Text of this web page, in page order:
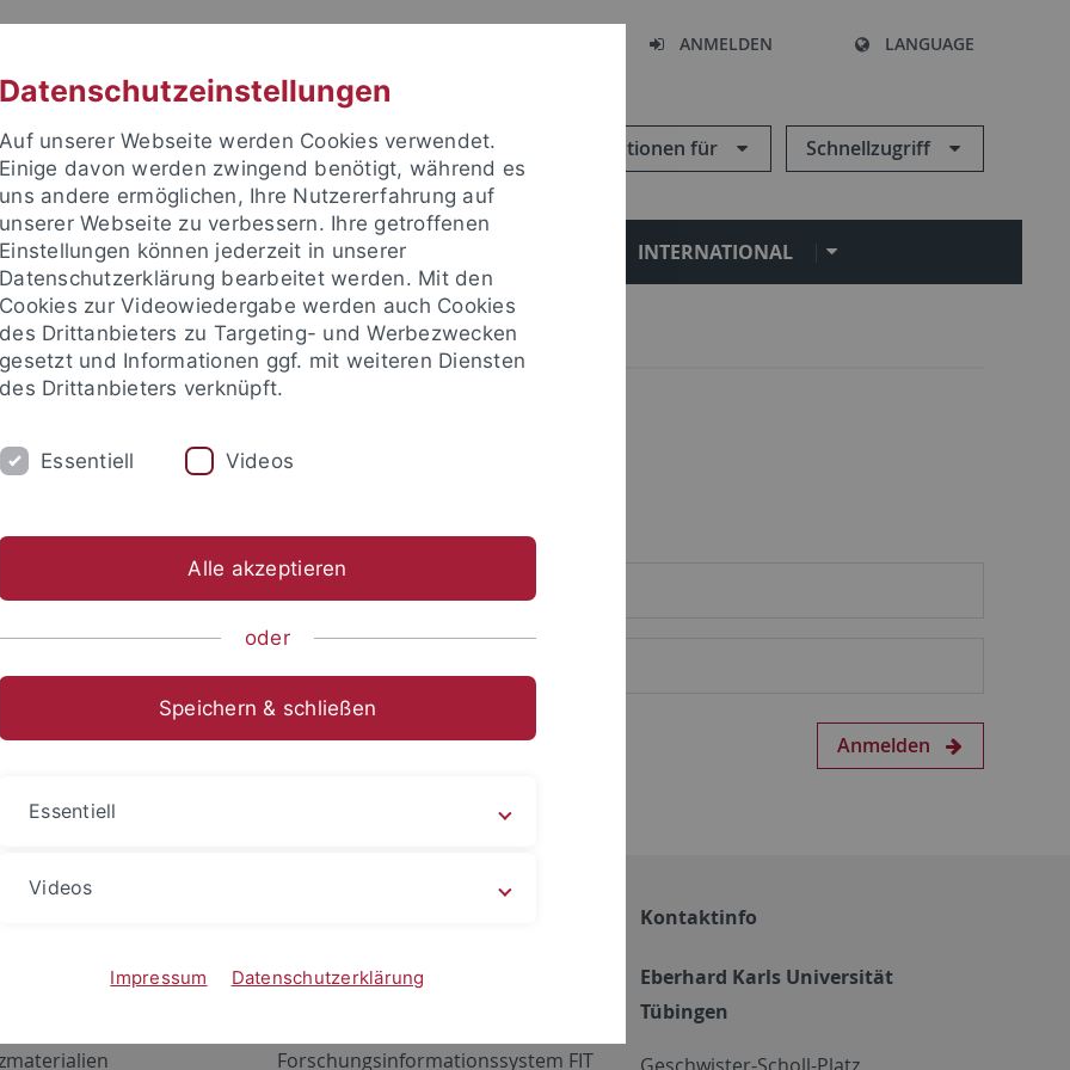
ANMELDEN LANGUAGE
Informationen für Schnellzugriff
FORSCHUNG EINRICHTUNGEN INTERNATIONAL
um sich anzumelden:
Anmelden
Netzwerk
ALMA
Forschungsinformationssystem FIT
Kontaktinfo
Eberhard Karls Universität
Tübingen
Datenschutzeinstellungen
Auf unserer Webseite werden Cookies verwendet.
Einige davon werden zwingend benötigt, während es
uns andere ermöglichen, Ihre Nutzererfahrung auf
unserer Webseite zu verbessern. Ihre getroffenen
Einstellungen können jederzeit in unserer
Datenschutzerklärung bearbeitet werden. Mit den
Cookies zur Videowiedergabe werden auch Cookies
des Drittanbieters zu Targeting- und Werbezwecken
gesetzt und Informationen ggf. mit weiteren Diensten
des Drittanbieters verknüpft.
Essentiell Videos
Alle akzeptieren
oder
Speichern & schließen
Essentiell
Videos
Impressum Datenschutzerklärung